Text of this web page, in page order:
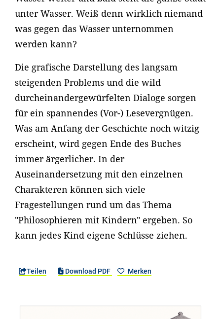
unter Wasser. Weiß denn wirklich niemand
was gegen das Wasser unternommen
werden kann?
Die grafische Darstellung des langsam
steigenden Problems und die wild
durcheinandergewürfelten Dialoge sorgen
für ein spannendes (Vor-) Lesevergnügen.
Was am Anfang der Geschichte noch witzig
erscheint, wird gegen Ende des Buches
immer ärgerlicher. In der
Auseinandersetzung mit den einzelnen
Charakteren können sich viele
Fragestellungen rund um das Thema
"Philosophieren mit Kindern" ergeben. So
kann jedes Kind eigene Schlüsse ziehen.
Teilen Download PDF Merken